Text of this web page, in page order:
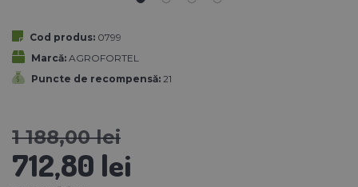
Cod produs: 0799
Marcă: AGROFORTEL
Puncte de recompensă: 21
1 188,00 lei
712,80 lei